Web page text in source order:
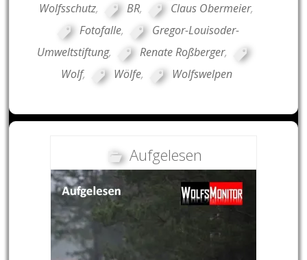
Wolfsschutz, BR, Claus Obermeier,
Fotofalle,
Gregor-Louisoder-
Umweltstiftung, Renate Roßberger,
Wolf, Wölfe, Wolfswelpen
Aufgelesen